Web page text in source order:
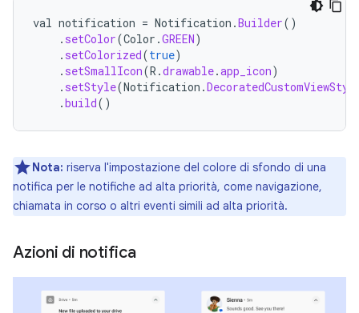
val notification = Notification .Builder()
. setColor(Color .GREEN)
. setColorized(true)
. setSmallIcon(R .drawable.app_icon)
. setStyle(Notification .
.build()
Nota: riserva l'impostazione del colore di sfondo di una
notifica per le notifiche ad alta priorità, come navigazione,
chiamata in corso o altri eventi simili ad alta priorità.
Azioni di notifica